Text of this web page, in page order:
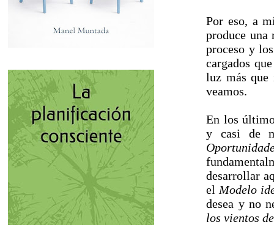
Por eso, a
produce una
proceso y
cargados
luz más que
veamos.
En los
y casi de
desarrollar
el Modelo
desea y no
los vientos